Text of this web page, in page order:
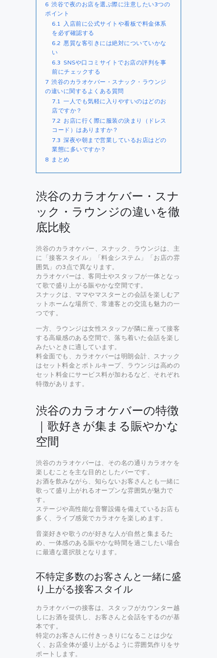
6 渋谷で夜のお店を選ぶ際に注意したい3つの
ポイント
6.1 入店前に公式サイトや看板で料金体系
を必ず確認する
6.2 悪質な客引きには絶対についていかな
い
6.3 SNSや口コミサイトでお店の評判を事
前にチェックする
7 渋谷のカラオケバー・スナック・ラウンジ
の違いに関するよくある質問
7.1 一人でも気軽に入りやすいのはどのお
店ですか？
7.2 お店に行く際に服装の決まり（ドレス
コード）はありますか？
7.3 深夜や朝まで営業しているお店はどの
業態に多いですか？
8 まとめ
渋谷のカラオケバー・スナ
ック・ラウンジの違いを徹
底比較
渋谷のカラオケバー、スナック、ラウンジは、主
に「接客スタイル」「料金システム」「お店の雰
囲気」の3点で異なります。
カラオケバーは、客同士やスタッフが一体となっ
て歌で盛り上がる賑やかな空間です。
スナックは、ママやマスターとの会話を楽しむア
ットホームな場所で、常連客との交流も魅力の一
つです。
一方、ラウンジは女性スタッフが隣に座って接客
する高級感のある空間で、落ち着いた会話を楽し
みたいときに適しています。
料金面でも、カラオケバーは明朗会計、スナック
はセット料金とボトルキープ、ラウンジは高めの
セット料金にサービス料が加わるなど、それぞれ
特徴があります。
渋谷のカラオケバーの特徴
｜歌好きが集まる賑やかな
空間
渋谷のカラオケバーは、その名の通りカラオケを
楽しむことを主な目的としたバーです。
お酒を飲みながら、知らないお客さんとも一緒に
歌って盛り上がれるオープンな雰囲気が魅力で
す。
ステージや高性能な音響設備を備えているお店も
多く、ライブ感覚でカラオケを楽しめます。
音楽好きや歌うのが好きな人が自然と集まるた
め、一体感のある賑やかな時間を過ごしたい場合
に最適な選択肢となります。
不特定多数のお客さんと一緒に盛
り上がる接客スタイル
カラオケバーの接客は、スタッフがカウンター越
しにお酒を提供し、お客さんと会話をするのが基
本です。
特定のお客さんに付きっきりになることは少な
く、お店全体が盛り上がるように雰囲気作りをサ
ポートします。